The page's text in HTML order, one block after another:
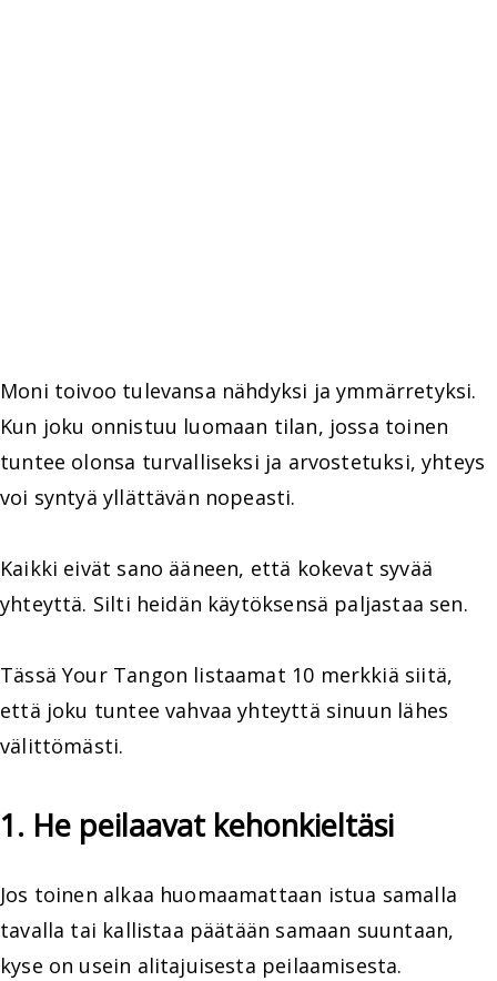
Moni toivoo tulevansa nähdyksi ja ymmärretyksi.
Kun joku onnistuu luomaan tilan, jossa toinen
tuntee olonsa turvalliseksi ja arvostetuksi, yhteys
voi syntyä yllättävän nopeasti.
Kaikki eivät sano ääneen, että kokevat syvää
yhteyttä. Silti heidän käytöksensä paljastaa sen.
Tässä Your Tangon listaamat 10 merkkiä siitä,
että joku tuntee vahvaa yhteyttä sinuun lähes
välittömästi.
1. He peilaavat kehonkieltäsi
Jos toinen alkaa huomaamattaan istua samalla
tavalla tai kallistaa päätään samaan suuntaan,
kyse on usein alitajuisesta peilaamisesta.